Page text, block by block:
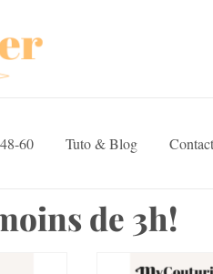
60 Tuto & Blog Contact
de 3h!